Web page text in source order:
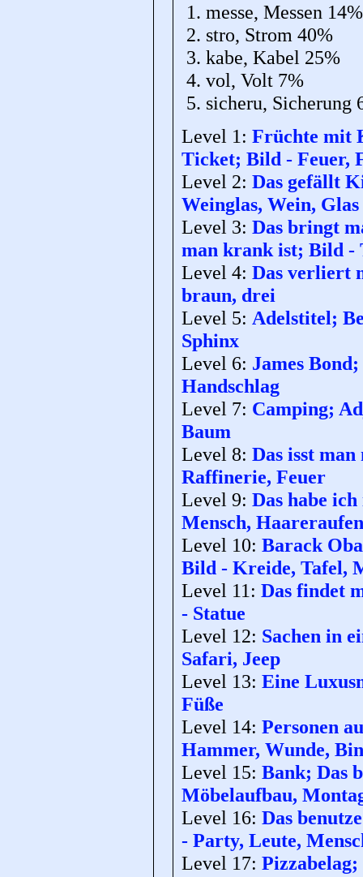
messe, Messen 14%
stro, Strom 40%
kabe, Kabel 25%
vol, Volt 7%
sicheru, Sicherung
Level 1: Früchte mit
Ticket; Bild - Feuer,
Level 2: Das gefällt
Weinglas, Wein, Glas
Level 3: Das bringt
man krank ist; Bild -
Level 4: Das verliert
braun, drei
Level 5: Adelstitel;
Sphinx
Level 6: James
Handschlag
Level 7: Camping;
Baum
Level 8: Das isst
Raffinerie, Feuer
Level 9: Das habe
Mensch, Haareraufen
Level 10: Barack
Bild - Kreide, Tafel,
Level 11: Das findet
- Statue
Level 12: Sachen in
Safari, Jeep
Level 13: Eine
Füße
Level 14: Personen
Hammer, Wunde,
Level 15: Bank; Das
Möbelaufbau,
Level 16: Das
- Party, Leute,
Level 17: